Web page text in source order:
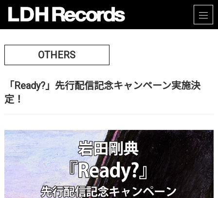
OTHERS
「Ready?」先行配信記念キャンペーン実施決
定！